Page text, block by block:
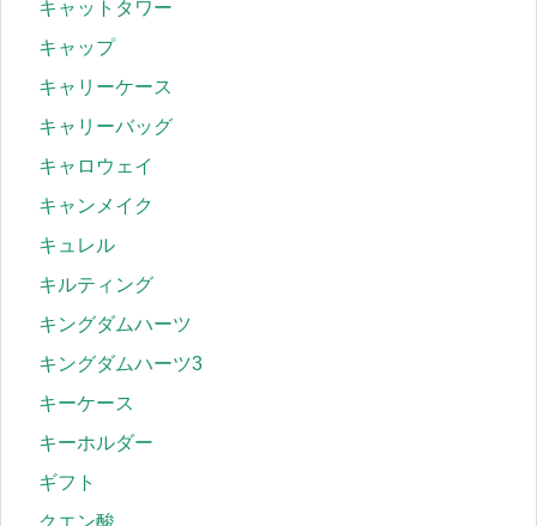
キャットタワー
キャップ
キャリーケース
キャリーバッグ
キャロウェイ
キャンメイク
キュレル
キルティング
キングダムハーツ
キングダムハーツ3
キーケース
キーホルダー
ギフト
クエン酸